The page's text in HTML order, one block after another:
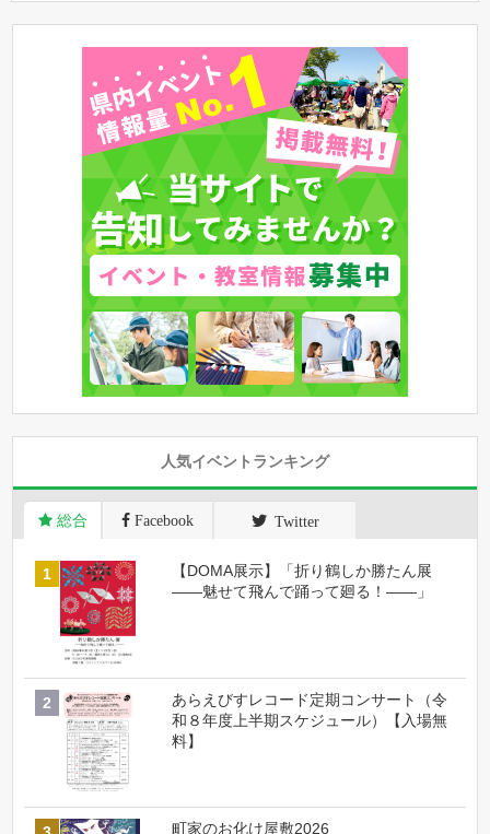
人気イベントランキング
総合 Facebook Twitter
【DOMA展示】「折り鶴しか勝たん展
――魅せて飛んで踊って廻る！――」
あらえびすレコード定期コンサート（令
和８年度上半期スケジュール）【入場無
料】
町家のお化け屋敷2026